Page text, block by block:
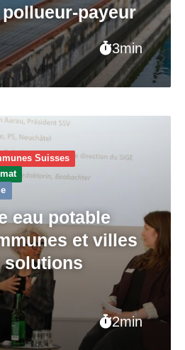
3min
payeur
2min
Suisses
eau potable
et villes
solutions